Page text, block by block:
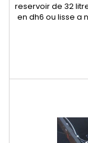
reservoir de 32
en dh6 ou lisse a
choisir